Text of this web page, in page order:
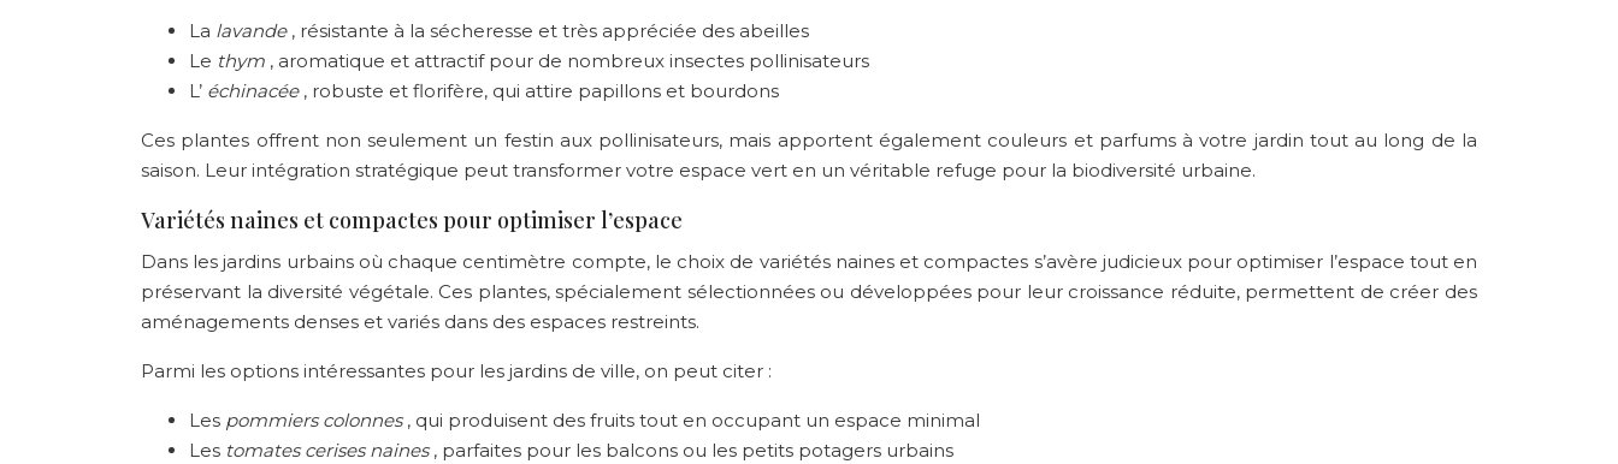
La lavande , résistante à la sécheresse et très appréciée des abeilles
Le thym , aromatique et attractif pour de nombreux insectes pollinisateurs
L’ échinacée , robuste et florifère, qui attire papillons et bourdons
Ces plantes offrent non seulement un festin aux pollinisateurs, mais apportent également couleurs et parfums à votre jardin tout au long de la
saison. Leur intégration stratégique peut transformer votre espace vert en un véritable refuge pour la biodiversité urbaine.
Variétés naines et compactes pour optimiser l’espace
Dans les jardins urbains où chaque centimètre compte, le choix de variétés naines et compactes s’avère judicieux pour optimiser l’espace tout en
préservant la diversité végétale. Ces plantes, spécialement sélectionnées ou développées pour leur croissance réduite, permettent de créer des
aménagements denses et variés dans des espaces restreints.
Parmi les options intéressantes pour les jardins de ville, on peut citer :
Les pommiers colonnes , qui produisent des fruits tout en occupant un espace minimal
Les tomates cerises naines , parfaites pour les balcons ou les petits potagers urbains